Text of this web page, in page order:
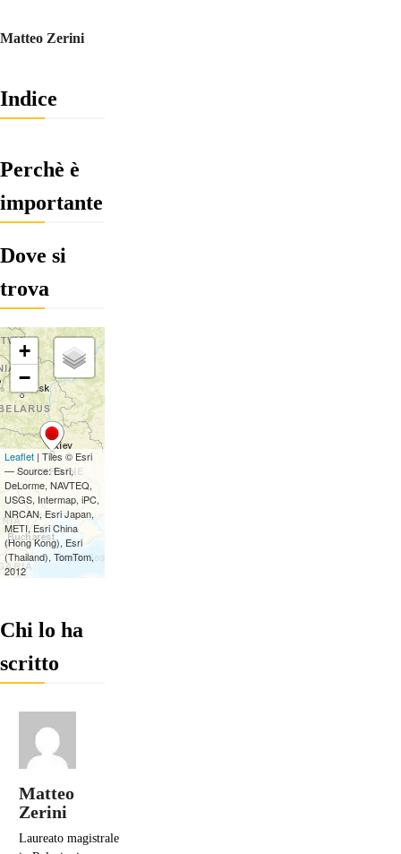
Matteo Zerini
Indice
Perchè è
importante
Dove si
trova
Chi lo ha
scritto
Matteo
Zerini
Laureato magistrale